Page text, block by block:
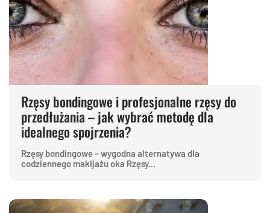
Rzęsy bondingowe i profesjonalne rzęsy do
przedłużania – jak wybrać metodę dla
idealnego spojrzenia?
Rzęsy bondingowe – wygodna alternatywa dla
codziennego makijażu oka Rzęsy...